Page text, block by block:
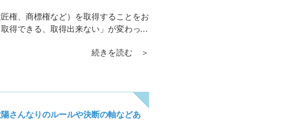
権、商標権など）を取得することをお
得できる、取得出来ない」が変わって
ってください。
続きを読む ＞
さんなりのルールや決断の軸などあ